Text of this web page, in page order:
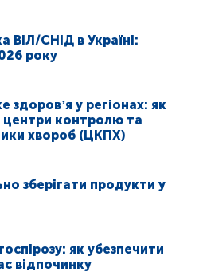
ВІЛ/СНІД в Україні:
року
здоровʼя у регіонах: як
контролю та
хвороб (ЦКПХ)
зберігати продукти у
як убезпечити
відпочинку